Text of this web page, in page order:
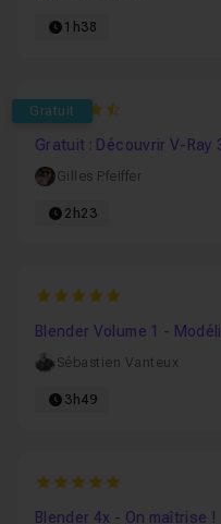
1h38
Gratuit
4.9444444444444
Gratuit : Découvrir V-Ray
Gilles Pfeiffer
2h23
5
Blender Volume 1 -
Sébastien Vanteux
3h49
5
Blender 4x - On maîtrise !